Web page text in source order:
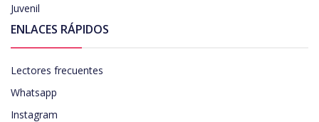
Juvenil
ENLACES RÁPIDOS
Lectores frecuentes
Whatsapp
Instagram